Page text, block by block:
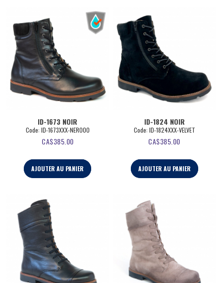
ID-1673 NOIR
Code: ID-1673XXX-NERO00
CA$385.00
AJOUTER AU PANIER
ID-1824 NOIR
Code: ID-1824XXX-VELVET
CA$385.00
AJOUTER AU PANIER